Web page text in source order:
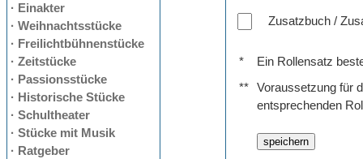
· Einakter
· Weihnachtsstücke
· Freilichtbühnenstücke
· Zeitstücke
· Passionsstücke
· Historische Stücke
· Schultheater
· Stücke mit Musik
· Ratgeber
Zusatzbuch /
*
Ein Rollensatz
**
Voraussetzung für
entsprechenden